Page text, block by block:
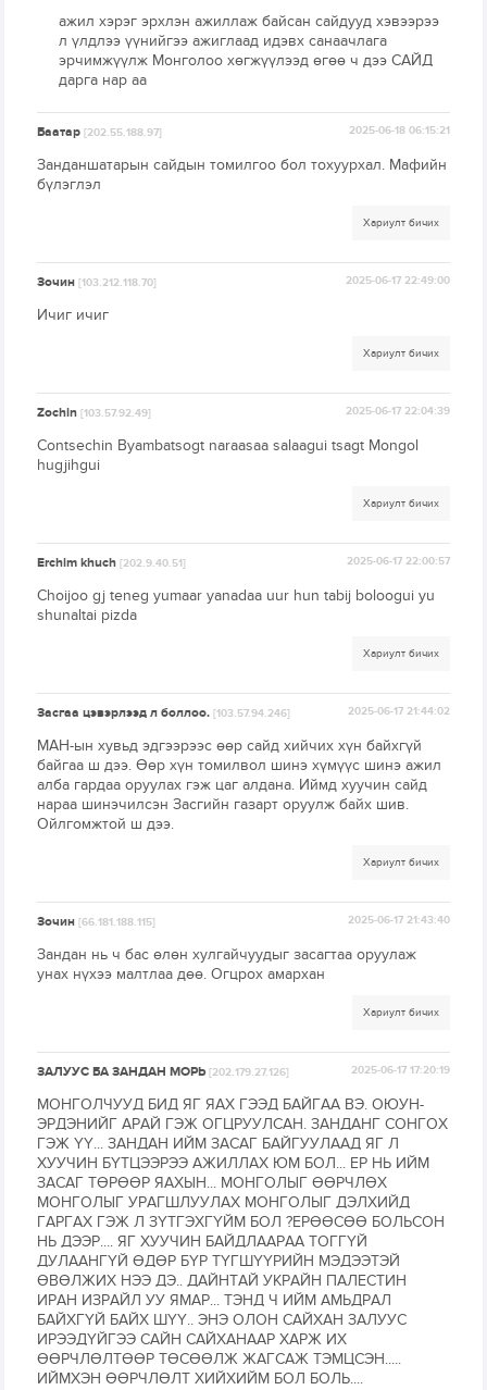
ажил хэрэг эрхлэн ажиллаж байсан сайдууд хэвээрээ
л үлдлээ үүнийгээ ажиглаад идэвх санаачлага
эрчимжүүлж Монголоо хөгжүүлээд өгөө ч дээ САЙД
дарга нар аа
Баатар[202.55.188.97] 2025-06-18 06:15:21
Занданшатарын сайдын томилгоо бол тохуурхал. Мафийн
бүлэглэл
Хариулт бичих
Зочин[103.212.118.70] 2025-06-17 22:49:00
Ичиг ичиг
Хариулт бичих
Zochin[103.57.92.49] 2025-06-17 22:04:39
Contsechin Byambatsogt naraasaa salaagui tsagt Mongol
hugjihgui
Хариулт бичих
Erchim khuch[202.9.40.51] 2025-06-17 22:00:57
Choijoo gj teneg yumaar yanadaa uur hun tabij boloogui yu
shunaltai pizda
Хариулт бичих
Засгаа цэвэрлээд л боллоо.[103.57.94.246] 2025-06-17 21:44:02
МАН-ын хувьд эдгээрээс өөр сайд хийчих хүн байхгүй
байгаа ш дээ. Өөр хүн томилвол шинэ хүмүүс шинэ ажил
алба гардаа оруулах гэж цаг алдана. Иймд хуучин сайд
нараа шинэчилсэн Засгийн газарт оруулж байх шив.
Ойлгомжтой ш дээ.
Хариулт бичих
Зочин[66.181.188.115] 2025-06-17 21:43:40
Зандан нь ч бас өлөн хулгайчуудыг засагтаа оруулаж
унах нүхээ малтлаа дөө. Огцрох амархан
Хариулт бичих
ЗАЛУУС БА ЗАНДАН МОРЬ[202.179.27.126] 2025-06-17 17:20:19
МОНГОЛЧУУД БИД ЯГ ЯАХ ГЭЭД БАЙГАА ВЭ. ОЮУН-
ЭРДЭНИЙГ АРАЙ ГЭЖ ОГЦРУУЛСАН. ЗАНДАНГ СОНГОХ
ГЭЖ ҮҮ... ЗАНДАН ИЙМ ЗАСАГ БАЙГУУЛААД ЯГ Л
ХУУЧИН БҮТЦЭЭРЭЭ АЖИЛЛАХ ЮМ БОЛ... ЕР НЬ ИЙМ
ЗАСАГ ТӨРӨӨР ЯАХЫН... МОНГОЛЫГ ӨӨРЧЛӨХ
МОНГОЛЫГ УРАГШЛУУЛАХ МОНГОЛЫГ ДЭЛХИЙД
ГАРГАХ ГЭЖ Л ЗҮТГЭХГҮЙМ БОЛ ?ЕРӨӨСӨӨ БОЛЬСОН
НЬ ДЭЭР.... ЯГ ХУУЧИН БАЙДЛААРАА ТОГГҮЙ
ДУЛААНГҮЙ ӨДӨР БҮР ТҮГШҮҮРИЙН МЭДЭЭТЭЙ
ӨВӨЛЖИХ НЭЭ ДЭ.. ДАЙНТАЙ УКРАЙН ПАЛЕСТИН
ИРАН ИЗРАЙЛ УУ ЯМАР... ТЭНД Ч ИЙМ АМЬДРАЛ
БАЙХГҮЙ БАЙХ ШҮҮ.. ЭНЭ ОЛОН САЙХАН ЗАЛУУС
ИРЭЭДҮЙГЭЭ САЙН САЙХАНААР ХАРЖ ИХ
ӨӨРЧЛӨЛТӨӨР ТӨСӨӨЛЖ ЖАГСАЖ ТЭМЦСЭН.....
ИЙМХЭН ӨӨРЧЛӨЛТ ХИЙХИЙМ БОЛ БОЛЬ....